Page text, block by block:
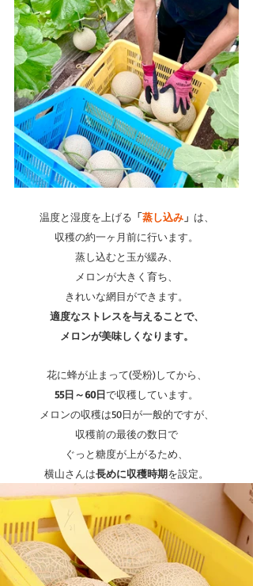
温度と湿度を上げる 「蒸し込み」 は、
収穫の約一ヶ月前に行います。
蒸し込むと玉が緩み、
メロンが大きく育ち、
きれいな網目ができます。
適度なストレスを与えることで、
メロンが美味しくなります。
花に蜂が止まって(受粉)してから、
55日～60日で収穫しています。
メロンの収穫は50日が一般的ですが、
収穫前の最後の数日で
ぐっと糖度が上がるため、
横山さんは長めに収穫時期を設定。